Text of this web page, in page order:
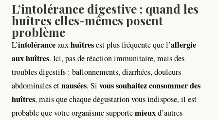
L’intolérance digestive : quand les
huîtres elles-mêmes posent
problème
L’intoléranceauxhuîtresest plus fréquente que l’allergie
aux huîtres. Ici, pas de réaction immunitaire, mais des
troubles digestifs : ballonnements, diarrhées, douleurs
abdominales etnausées. Si vous souhaitez consommer des
huîtres, mais que chaque dégustation vous indispose, il est
probable que votre organisme supportemieuxd’autres